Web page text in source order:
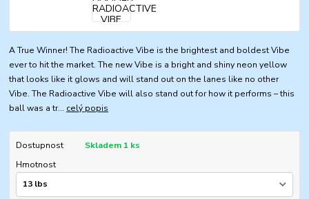
A True Winner! The Radioactive Vibe is the brightest and boldest Vibe
ever to hit the market. The new Vibe is a bright and shiny neon yellow
that looks like it glows and will stand out on the lanes like no other
Vibe. The Radioactive Vibe will also stand out for how it performs – this
ball was a tr... celý popis
Dostupnost
Skladem 1 ks
Hmotnost